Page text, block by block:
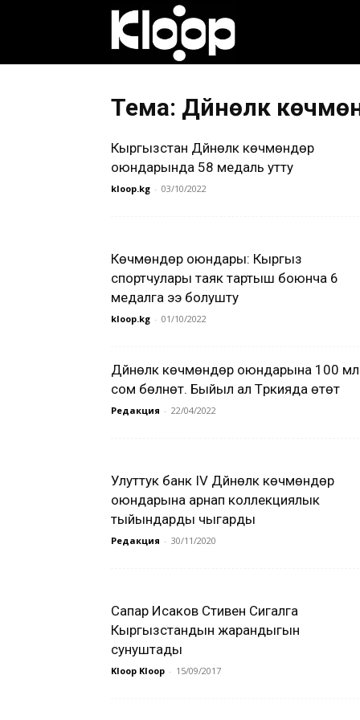
жаңылыктары
Тема: Дүйнөлүк
Кыргызстан Дүйнөлүк көчмөндөр
оюндарында 58 медаль утту
kloop.kg - 03/10/2022
Көчмөндөр оюндары: Кыргыз
спортчулары таяк тартыш боюнча 6
медалга ээ болушту
kloop.kg - 01/10/2022
Дүйнөлүк көчмөндөр оюндарына 100
сом бөлүнөт. Быйыл ал Түркияда өтөт
Редакция - 22/04/2022
Улуттук банк IV Дүйнөлүк көчмөндөр
оюндарына арнап коллекциялык
тыйындарды чыгарды
Редакция - 30/11/2020
Сапар Исаков Стивен Сигалга
Кыргызстандын жарандыгын
сунуштады
Kloop Kloop - 15/09/2017